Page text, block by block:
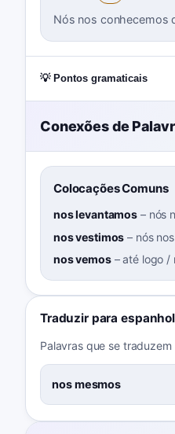
Nós nos conhecemos
💡 Pontos gramaticais
Conexões de
Colocações Comuns
nos levantamos – nós
nos vestimos – nós
nos vemos–até logo /
Traduzir para espanhol
Palavras que se
nos mesmos